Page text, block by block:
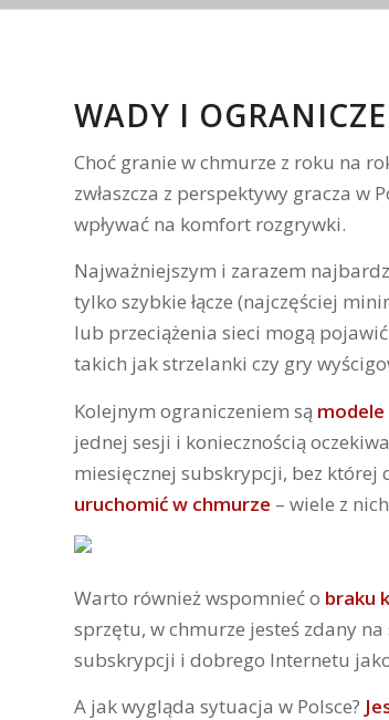
WADY I
Choć granie w chmurze z roku na
zwłaszcza z perspektywy gracza
wpływać na komfort rozgrywki.
Najważniejszym i zarazem
tylko szybkie łącze (najczęściej
lub przeciążenia sieci mogą
takich jak strzelanki czy gry
Kolejnym ograniczeniem są
jednej sesji i koniecznością
miesięcznej subskrypcji, bez której
uruchomić w chmurze – wiele z
Warto również wspomnieć o braku
sprzętu, w chmurze jesteś zdany
subskrypcji i dobrego Internetu
A jak wygląda sytuacja w Polsce?